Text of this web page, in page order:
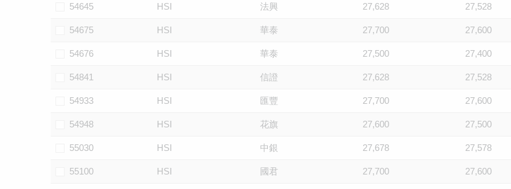
54645 HSI 法興 27,628 27,528
54675 HSI 華泰 27,700 27,600
54676 HSI 華泰 27,500 27,400
54841 HSI 信證 27,628 27,528
54933 HSI 匯豐 27,700 27,600
54948 HSI 花旗 27,600 27,500
55030 HSI 中銀 27,678 27,578
55100 HSI 國君 27,700 27,600